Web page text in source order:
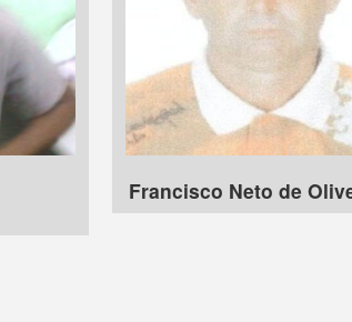
Francisco Neto de